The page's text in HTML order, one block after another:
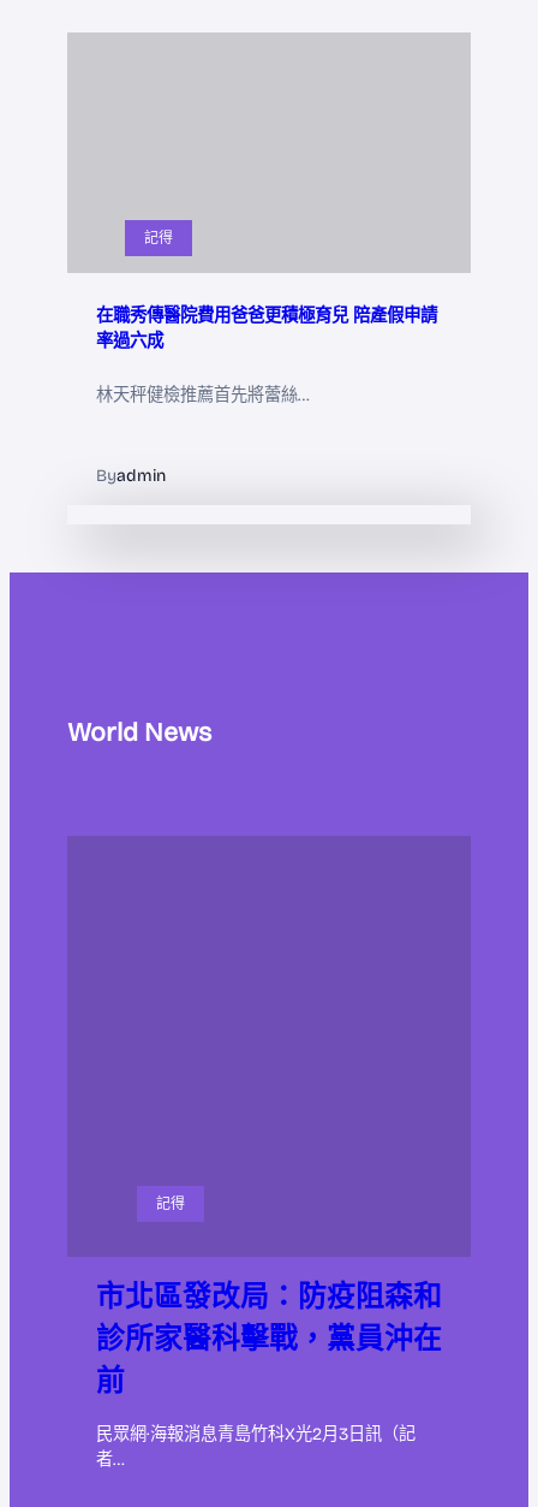
記得
在職秀傳醫院費用爸爸更積極育兒 陪產假申請
率過六成
林天秤健檢推薦首先將蕾絲…
Byadmin
World News
記得
市北區發改局：防疫阻森和
診所家醫科擊戰，黨員沖在
前
民眾網·海報消息青島竹科X光2月3日訊（記
者…